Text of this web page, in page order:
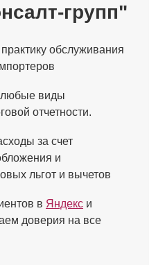
групп"
обслуживания
виды
отчетности.
за счет
и
льгот и вычетов
в Яндекс и
доверия на все